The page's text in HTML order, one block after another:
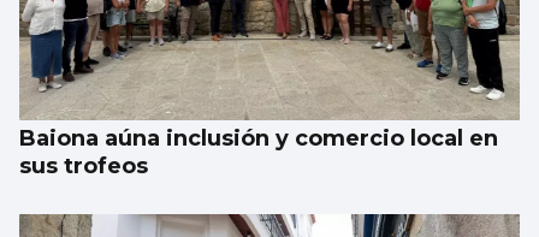
Baiona aúna inclusión y comercio local en
sus trofeos